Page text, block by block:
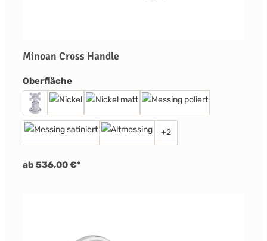
Minoan Cross Handle
Oberflächeauswählen
+2
ab 536,00 €*